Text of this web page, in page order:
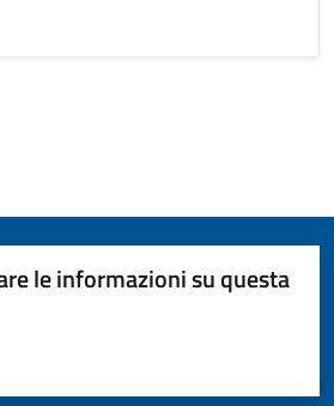
le informazioni su questa
5 stelle su 5
su 5
su 5
5